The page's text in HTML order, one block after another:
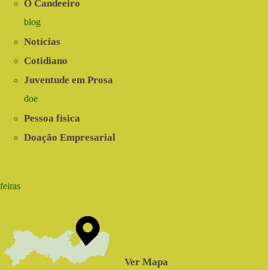
O Candeeiro
blog
Notícias
Cotidiano
Juventude em Prosa
doe
Pessoa física
Doação Empresarial
feiras
Ver Mapa